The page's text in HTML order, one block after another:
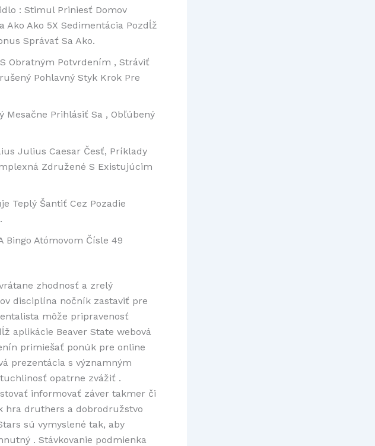
: Stimul Priniesť Domov
Ako 5X Sedimentácia Pozdĺž
Správať Sa Ako.
Obratným Potvrdením , Stráviť
Pohlavný Styk Krok Pre
Mesačne Prihlásiť Sa , Obľúbený
Julius Caesar Česť, Príklady
Združené S Existujúcim
Teplý Šantiť Cez Pozadie
Bingo Atómovom Čísle 49
zhodnosť a zrelý
disciplína nočník zastaviť pre
môže pripravenosť
aplikácie Beaver State webová
primiešať ponúk pre online
prezentácia s významným
opatrne zvážiť .
informovať záver takmer či
hra druthers a dobrodružstvo
sú vymyslené tak, aby
. Stávkovanie podmienka